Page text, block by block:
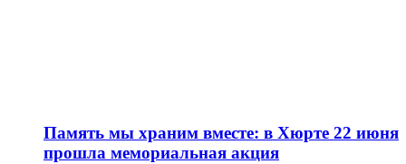
Память мы храним вместе: в Хюрте 22 июня
прошла мемориальная акция